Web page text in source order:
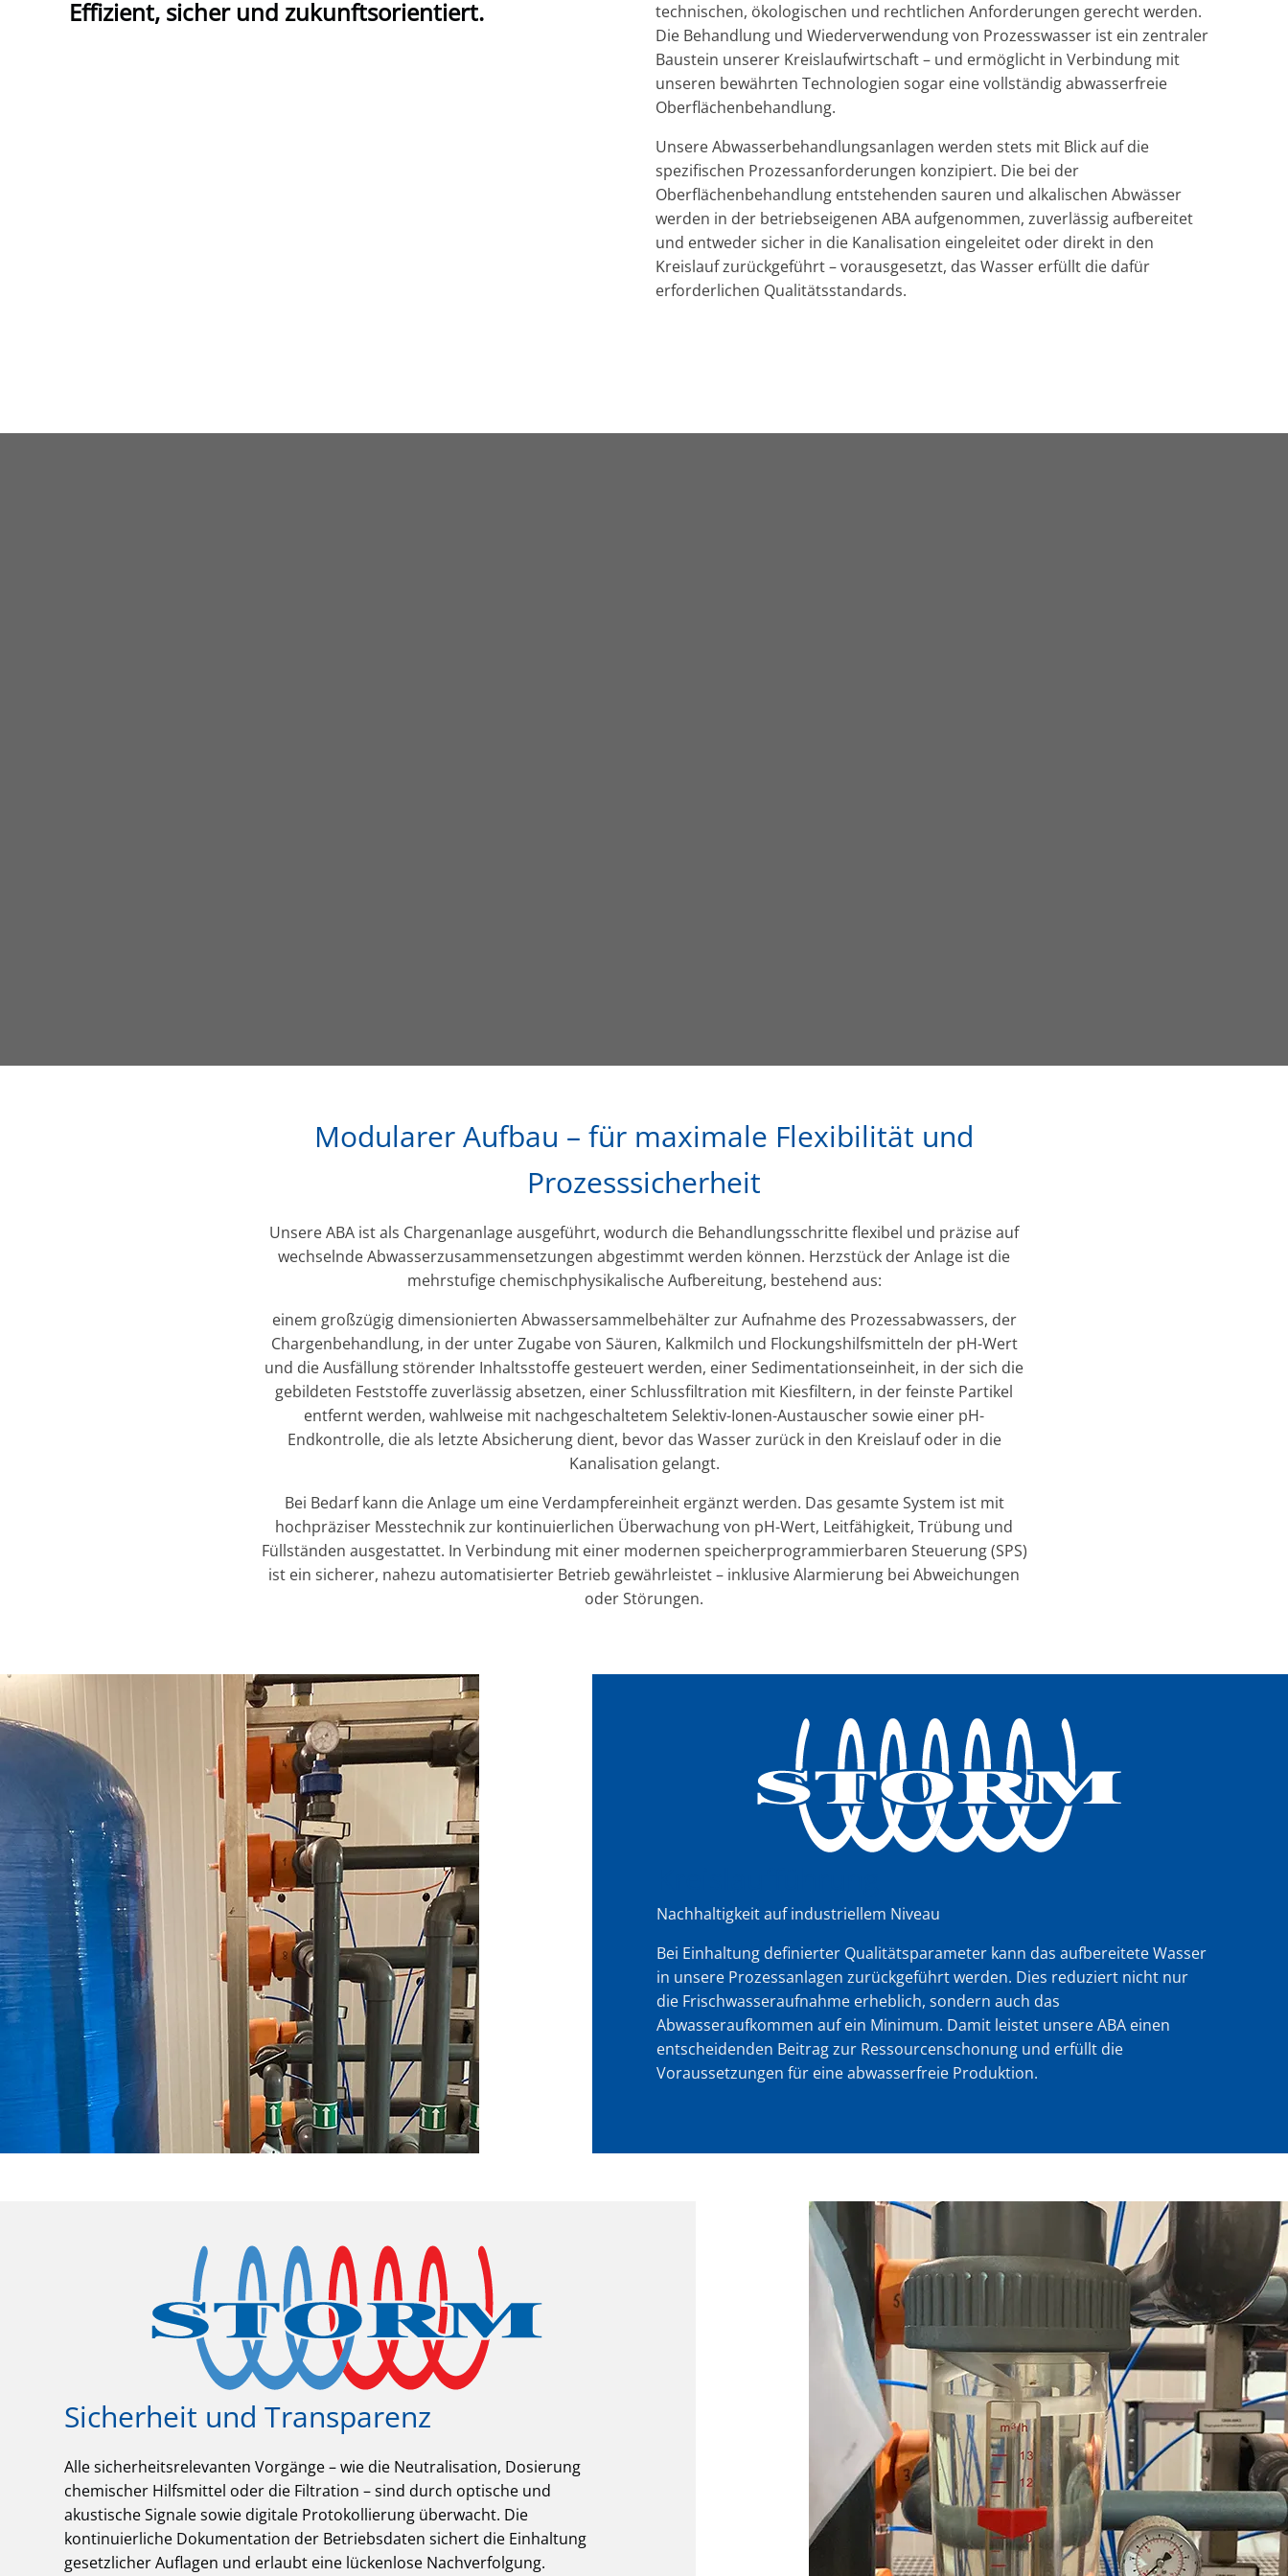
Effizient, sicher und zukunftsorientiert.
technischen, ökologischen und rechtlichen Anforderungen gerecht werden.
Die Behandlung und Wiederverwendung von Prozesswasser ist ein zentraler
Baustein unserer Kreislaufwirtschaft – und ermöglicht in Verbindung mit
unseren bewährten Technologien sogar eine vollständig abwasserfreie
Oberflächenbehandlung.
Unsere Abwasserbehandlungsanlagen werden stets mit Blick auf die
spezifischen Prozessanforderungen konzipiert. Die bei der
Oberflächenbehandlung entstehenden sauren und alkalischen Abwässer
werden in der betriebseigenen ABA aufgenommen, zuverlässig aufbereitet
und entweder sicher in die Kanalisation eingeleitet oder direkt in den
Kreislauf zurückgeführt – vorausgesetzt, das Wasser erfüllt die dafür
erforderlichen Qualitätsstandards.
Modularer Aufbau – für maximale Flexibilität und
Prozesssicherheit
Unsere ABA ist als Chargenanlage ausgeführt, wodurch die Behandlungsschritte flexibel und präzise auf
wechselnde Abwasserzusammensetzungen abgestimmt werden können. Herzstück der Anlage ist die
mehrstufige chemischphysikalische Aufbereitung, bestehend aus:
einem großzügig dimensionierten Abwassersammelbehälter zur Aufnahme des Prozessabwassers, der
Chargenbehandlung, in der unter Zugabe von Säuren, Kalkmilch und Flockungshilfsmitteln der pH-Wert
und die Ausfällung störender Inhaltsstoffe gesteuert werden, einer Sedimentationseinheit, in der sich die
gebildeten Feststoffe zuverlässig absetzen, einer Schlussfiltration mit Kiesfiltern, in der feinste Partikel
entfernt werden, wahlweise mit nachgeschaltetem Selektiv-Ionen-Austauscher sowie einer pH-
Endkontrolle, die als letzte Absicherung dient, bevor das Wasser zurück in den Kreislauf oder in die
Kanalisation gelangt.
Bei Bedarf kann die Anlage um eine Verdampfereinheit ergänzt werden. Das gesamte System ist mit
hochpräziser Messtechnik zur kontinuierlichen Überwachung von pH-Wert, Leitfähigkeit, Trübung und
Füllständen ausgestattet. In Verbindung mit einer modernen speicherprogrammierbaren Steuerung (SPS)
ist ein sicherer, nahezu automatisierter Betrieb gewährleistet – inklusive Alarmierung bei Abweichungen
oder Störungen.
Nachhaltigkeit auf industriellem Niveau
Bei Einhaltung definierter Qualitätsparameter kann das aufbereitete Wasser
in unsere Prozessanlagen zurückgeführt werden. Dies reduziert nicht nur
die Frischwasseraufnahme erheblich, sondern auch das
Abwasseraufkommen auf ein Minimum. Damit leistet unsere ABA einen
entscheidenden Beitrag zur Ressourcenschonung und erfüllt die
Voraussetzungen für eine abwasserfreie Produktion.
Sicherheit und Transparenz
Alle sicherheitsrelevanten Vorgänge – wie die Neutralisation, Dosierung
chemischer Hilfsmittel oder die Filtration – sind durch optische und
akustische Signale sowie digitale Protokollierung überwacht. Die
kontinuierliche Dokumentation der Betriebsdaten sichert die Einhaltung
gesetzlicher Auflagen und erlaubt eine lückenlose Nachverfolgung.